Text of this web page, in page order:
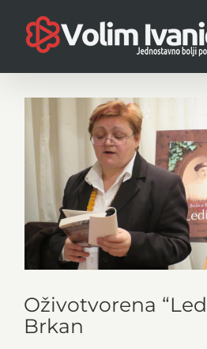
content
View
Larger
Image
Oživotvorena
Brkan